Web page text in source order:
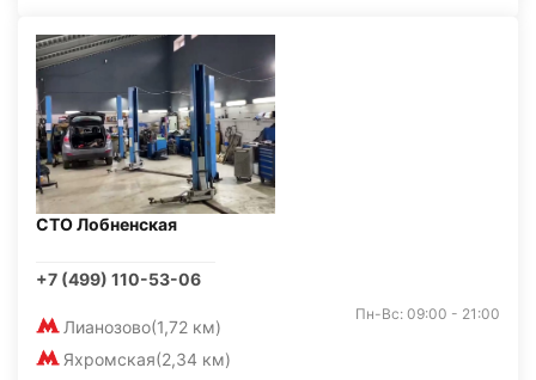
СТО Лобненская
+7 (499) 110-53-06
Лианозово(1,72 км)
Яхромская(2,34 км)
Пн-Вс: 09:00 - 21:00